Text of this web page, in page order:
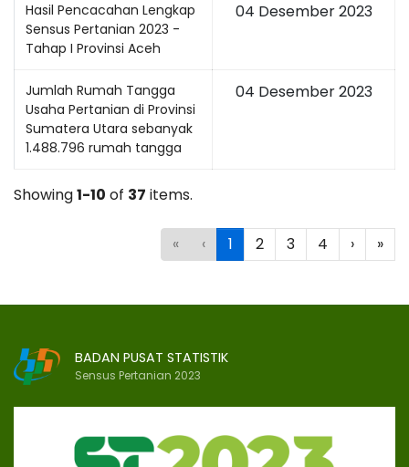
Hasil Pencacahan Lengkap
Sensus Pertanian 2023 -
Tahap I Provinsi Aceh
04 Desember 2023
Jumlah Rumah Tangga
Usaha Pertanian di Provinsi
Sumatera Utara sebanyak
1.488.796 rumah tangga
04 Desember 2023
Showing1-10 of 37 items.
« ‹ 1 2 3 4 › »
BADAN PUSAT STATISTIK
Sensus Pertanian 2023